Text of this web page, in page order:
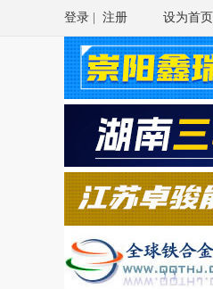
登录 注册 设为首页